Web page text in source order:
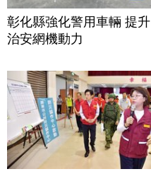
彰化縣強化警用車輛 提升
治安網機動力